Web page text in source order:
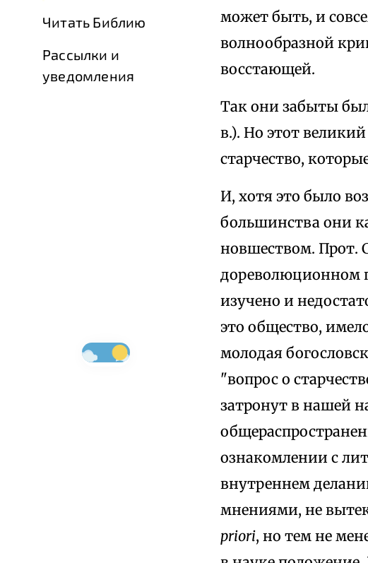
Читать Библию
Рассылки и
уведомления
может быть, и
волнообразной
восстающей.
Так они забыты
в.). Но этот
старчество,
И, хотя это было
большинства они
новшеством. Прот.
дореволюционном
изучено и
это общество,
молодая
"вопрос о
затронут в нашей
ознакомлении с
внутреннем
мнениями, не
priori, но тем не